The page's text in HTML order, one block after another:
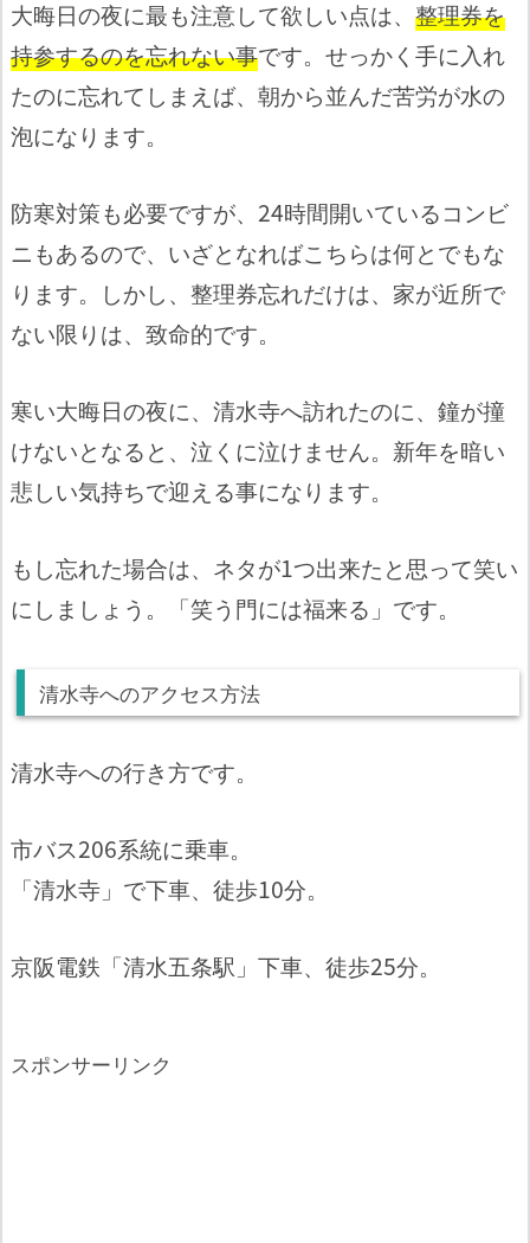
大晦日の夜に最も注意して欲しい点は、 整理券を
持参するのを忘れない事です。せっかく手に入れ
たのに忘れてしまえば、朝から並んだ苦労が水の
泡になります。
防寒対策も必要ですが、24時間開いているコンビ
ニもあるので、いざとなればこちらは何とでもな
ります。しかし、整理券忘れだけは、家が近所で
ない限りは、致命的です。
寒い大晦日の夜に、清水寺へ訪れたのに、鐘が撞
けないとなると、泣くに泣けません。新年を暗い
悲しい気持ちで迎える事になります。
もし忘れた場合は、ネタが1つ出来たと思って笑い
にしましょう。「笑う門には福来る」です。
清水寺へのアクセス方法
清水寺への行き方です。
市バス206系統に乗車。
「清水寺」で下車、徒歩10分。
京阪電鉄「清水五条駅」下車、徒歩25分。
スポンサーリンク